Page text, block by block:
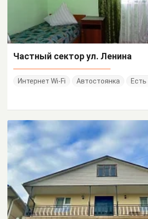
Частный сектор ул. Ленина
Интернет Wi-Fi Автостоянка